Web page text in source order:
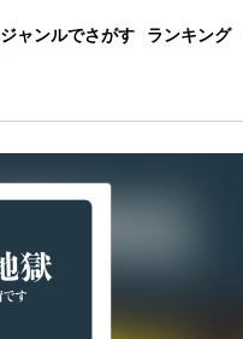
ジャンルでさがす ランキング